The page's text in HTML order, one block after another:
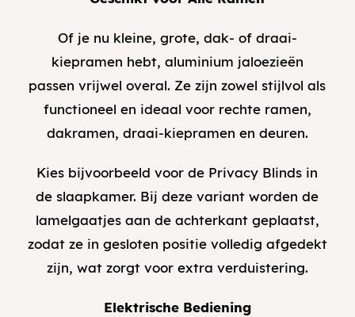
Of je nu kleine, grote, dak- of draai-
kiepramen hebt, aluminium jaloezieën
passen vrijwel overal. Ze zijn zowel stijlvol als
functioneel en ideaal voor rechte ramen,
dakramen, draai-kiepramen en deuren.
Kies bijvoorbeeld voor de Privacy Blinds in
de slaapkamer. Bij deze variant worden de
lamelgaatjes aan de achterkant geplaatst,
zodat ze in gesloten positie volledig afgedekt
zijn, wat zorgt voor extra verduistering.
Elektrische Bediening